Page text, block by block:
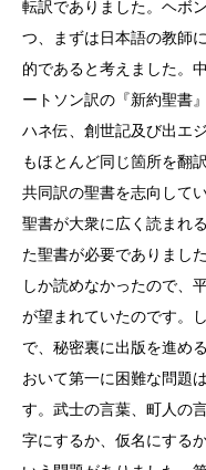
転訳でありました。ヘボ
つ、まずは日本語の教師
的であると考えました。
ートソン訳の『新約聖書
ハネ伝、創世記及び出エ
もほとんど同じ箇所を翻
共同訳の聖書を志向して
聖書が大衆に広く読まれ
た聖書が必要でありまし
しか読めなかったので、
が望まれていたのです。
で、秘密裏に出版を進め
おいて第一に困難な問題
す。武士の言葉、町人の
字にするか、仮名にする